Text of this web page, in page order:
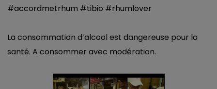
#accordmetrhum #tibio #rhumlover
La consommation d’alcool est dangereuse pour la
santé. A consommer avec modération.